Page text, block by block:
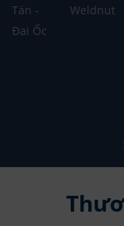
Tán -
Đai Ốc
Weldnut